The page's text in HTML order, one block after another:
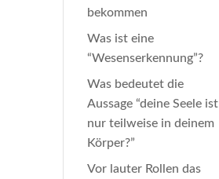
bekommen
Was ist eine
“Wesenserkennung”?
Was bedeutet die
Aussage “deine Seele ist
nur teilweise in deinem
Körper?”
Vor lauter Rollen das